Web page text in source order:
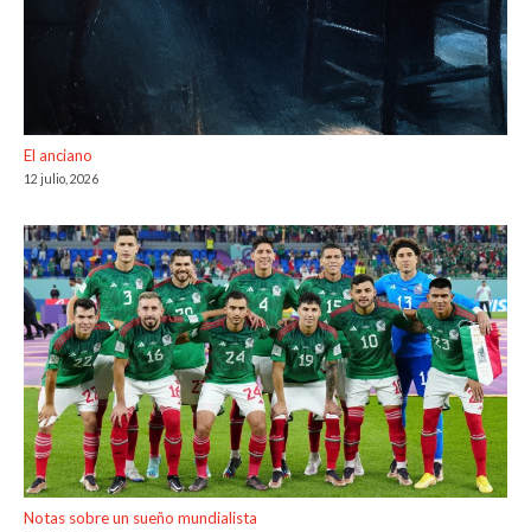
El anciano
12 julio, 2026
Notas sobre un sueño mundialista